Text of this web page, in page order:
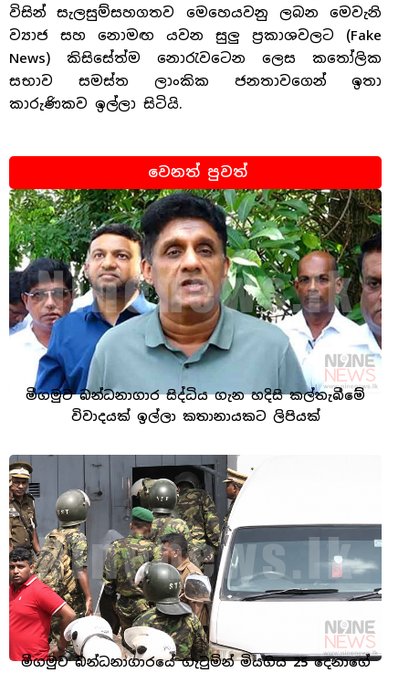
විසින් සැලසුම්සහගතව මෙහෙයවනු ලබන මෙවැනි
ව්‍යාජ සහ නොමඟ යවන සුලු ප්‍රකාශවලට (Fake
News) කිසිසේත්ම නොරැවටෙන ලෙස කතෝලික
සභාව සමස්ත ලාංකික ජනතාවගෙන් ඉතා
කාරුණිකව ඉල්ලා සිටියි.
වෙනත් පුවත්
මීගමුව බන්ධනාගාර සිද්ධිය ගැන හදිසි කල්තැබීමේ
විවාදයක් ඉල්ලා කතානායකට ලිපියක්
මීගමුව බන්ධනාගාරයේ ගැටුමින් මියගිය 25 දෙනාගේ